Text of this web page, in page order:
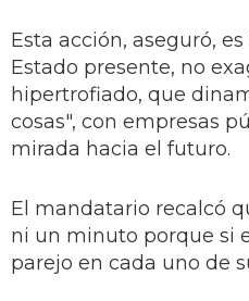
Esta acción, aseguró,
Estado presente, no
hipertrofiado, que
cosas", con empresas
mirada hacia el futuro.
El mandatario recalcó
ni un minuto porque si
parejo en cada uno de